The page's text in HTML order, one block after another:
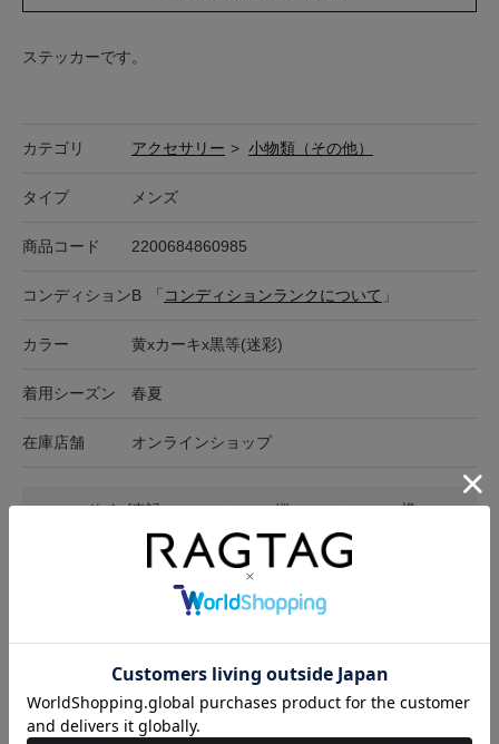
ステッカーです。
カテゴリ アクセサリー > 小物類（その他）
タイプ メンズ
商品コード 2200684860985
コンディションB 「 コンディションランクについて 」
カラー 黄xカーキx黒等(迷彩)
着用シーズン 春夏
在庫店舗 オンラインショップ
サイズ表記 縦 横
5.5cm
サイズの測り方について
キャンセル・返品について
お買い物時のご利用ガイドはこちら